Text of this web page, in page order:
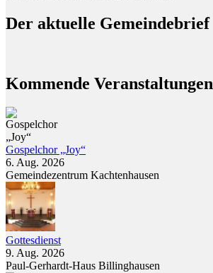
Der aktuelle Gemeindebrief
Kommende Veranstaltungen
Gospelchor „Joy“
6. Aug. 2026
Gemeindezentrum Kachtenhausen
Gottesdienst
9. Aug. 2026
Paul-Gerhardt-Haus Billinghausen